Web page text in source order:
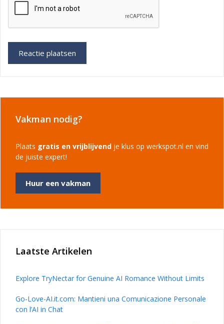
Vakman nodig?
Plaats gratis en vrijblijvend je klus op werkspot.nl en vind
de juiste expert!
Huur een vakman
Laatste Artikelen
Explore TryNectar for Genuine AI Romance Without Limits
Go-Love-AI.it.com: Mantieni una Comunicazione Personale
con l’AI in Chat